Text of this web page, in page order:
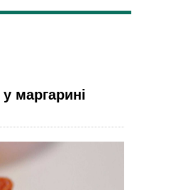
маргарині